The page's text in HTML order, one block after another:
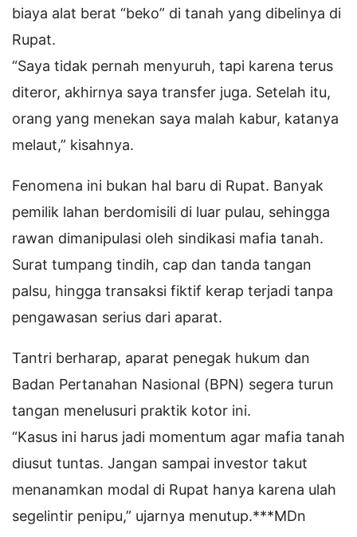
biaya alat berat “beko” di tanah yang dibelinya di
Rupat.
“Saya tidak pernah menyuruh, tapi karena terus
diteror, akhirnya saya transfer juga. Setelah itu,
orang yang menekan saya malah kabur, katanya
melaut,” kisahnya.
Fenomena ini bukan hal baru di Rupat. Banyak
pemilik lahan berdomisili di luar pulau, sehingga
rawan dimanipulasi oleh sindikasi mafia tanah.
Surat tumpang tindih, cap dan tanda tangan
palsu, hingga transaksi fiktif kerap terjadi tanpa
pengawasan serius dari aparat.
Tantri berharap, aparat penegak hukum dan
Badan Pertanahan Nasional (BPN) segera turun
tangan menelusuri praktik kotor ini.
“Kasus ini harus jadi momentum agar mafia tanah
diusut tuntas. Jangan sampai investor takut
menanamkan modal di Rupat hanya karena ulah
segelintir penipu,” ujarnya menutup.***MDn